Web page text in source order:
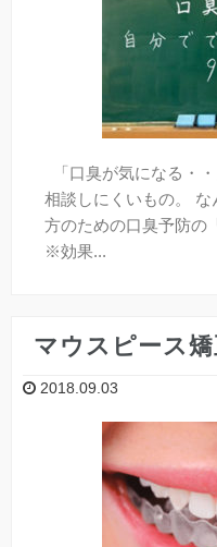
「口臭が気になる・
相談しにくいもの。
方のための口臭予防の
※効果...
マウスピース
2018.09.03